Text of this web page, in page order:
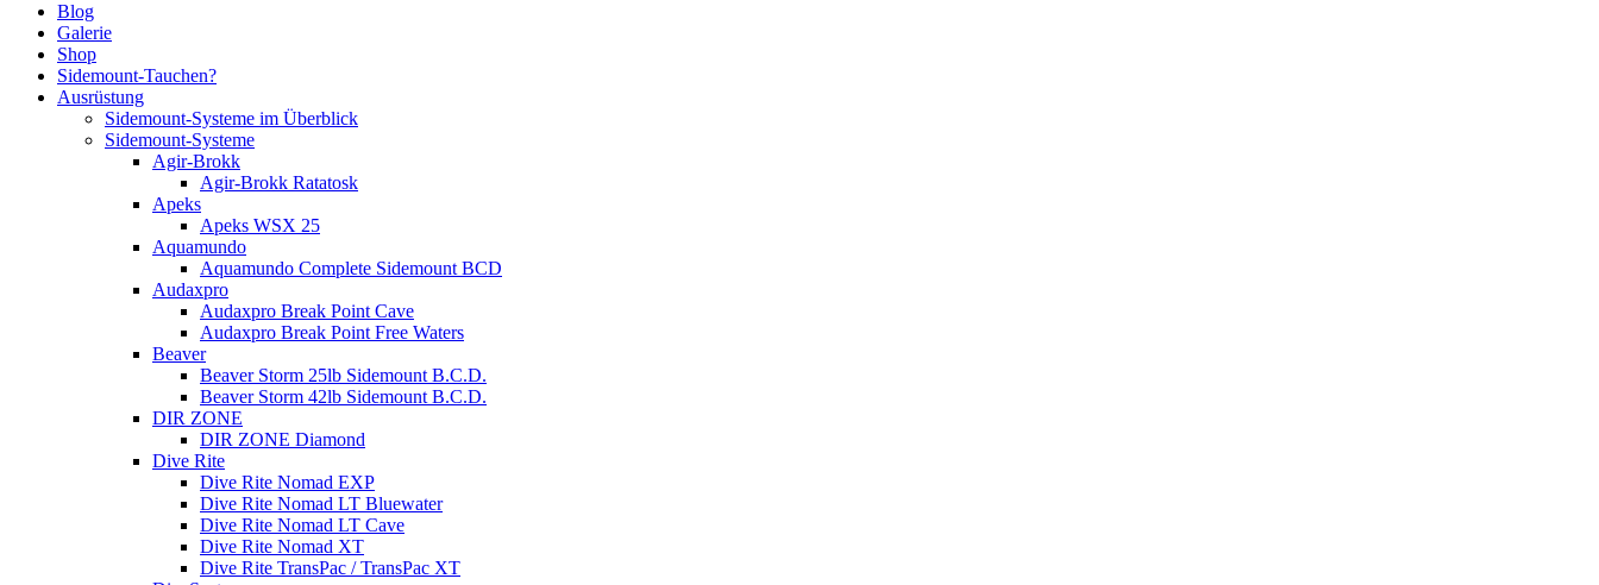
Blog
Galerie
Shop
Sidemount-Tauchen?
Ausrüstung
Sidemount-Systeme im Überblick
Sidemount-Systeme
Agir-Brokk
Agir-Brokk Ratatosk
Apeks
Apeks WSX 25
Aquamundo
Aquamundo Complete Sidemount BCD
Audaxpro
Audaxpro Break Point Cave
Audaxpro Break Point Free Waters
Beaver
Beaver Storm 25lb Sidemount B.C.D.
Beaver Storm 42lb Sidemount B.C.D.
DIR ZONE
DIR ZONE Diamond
Dive Rite
Dive Rite Nomad EXP
Dive Rite Nomad LT Bluewater
Dive Rite Nomad LT Cave
Dive Rite Nomad XT
Dive Rite TransPac / TransPac XT